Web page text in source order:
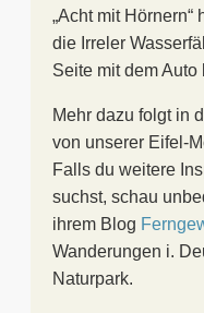
„Acht mit
die Irreler
Seite mit dem Auto
Mehr dazu folgt in
von unserer Eifel-
Falls du weitere
suchst, schau
ihrem Blog
Wanderungen i.
Naturpark.